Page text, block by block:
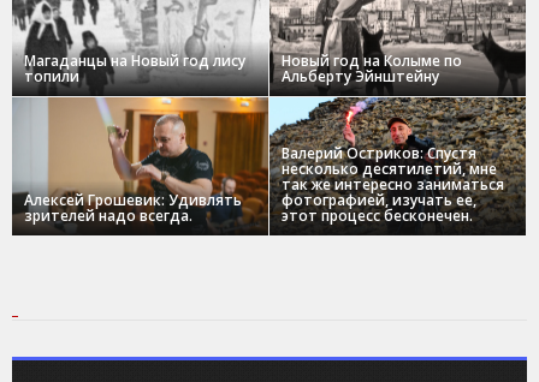
Магаданцы на Новый год лису
топили
Новый год на Колыме по
Альберту Эйнштейну
Алексей Грошевик: Удивлять
зрителей надо всегда.
Валерий Остриков: Спустя
несколько десятилетий, мне
так же интересно заниматься
фотографией, изучать ее,
этот процесс бесконечен.